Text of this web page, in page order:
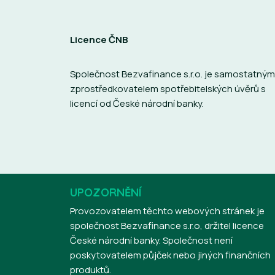
Licence ČNB
Společnost Bezvafinance s.r.o. je samostatným
zprostředkovatelem spotřebitelských úvěrů s
licencí od České národní banky.
UPOZORNĚNÍ
Provozovatelem těchto webových stránek je
společnost Bezvafinance s.r.o, držitel licence
České národní banky. Společnost není
poskytovatelem půjček nebo jiných finančních
produktů.